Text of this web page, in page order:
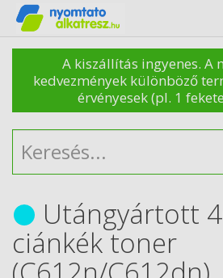
A kiszállítás ingyenes. A
kedvezmények különböző
érvényesek (pl. 1
Utángyártott
ciánkék toner